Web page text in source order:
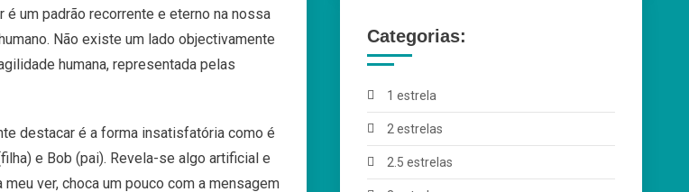
um padrão recorrente e eterno na nossa
Não existe um lado objectivamente
humana, representada pelas
destacar é a forma insatisfatória como é
e Bob (pai). Revela-se algo artificial e
ver, choca um pouco com a mensagem
Categorias:
1 estrela
2 estrelas
2.5 estrelas